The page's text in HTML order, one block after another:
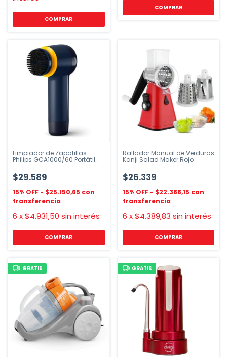
COMPRAR
COMPRAR
Limpiador de Zapatillas
Philips GCA1000/60 Portátil
$29.589
$25.150,65
6 x$4.931,50 sin interés
Rallador Manual de Verduras
Kanji Salad Maker Rojo
$26.339
$22.388,15
6 x$4.389,83 sin interés
GRATIS GRATIS